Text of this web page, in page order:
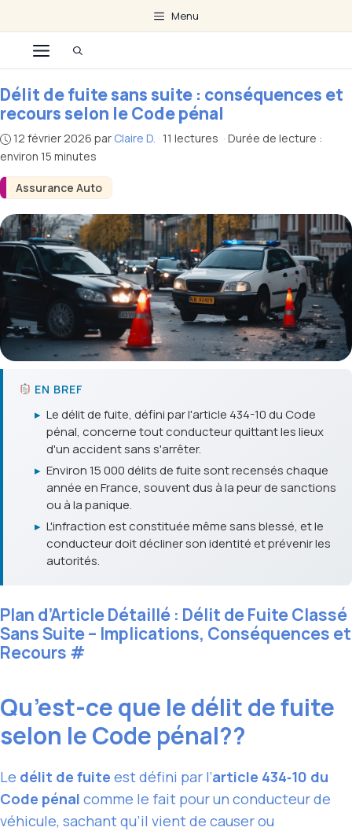
au
contenu
Menu
Menu
Assurance Auto
Délit de fuite sans suite : conséquences et
recours selon le Code pénal
12 février 2026 par Claire D. · 11 lectures · Durée de lecture :
environ 15 minutes
EN BREF
▸ Le délit de fuite, défini par l'article 434-10 du Code
pénal, concerne tout conducteur quittant les lieux
d'un accident sans s'arrêter.
▸ Environ 15 000 délits de fuite sont recensés chaque
année en France, souvent dus à la peur de sanctions
ou à la panique.
▸ L'infraction est constituée même sans blessé, et le
conducteur doit décliner son identité et prévenir les
autorités.
Plan d’Article Détaillé : Délit de Fuite Classé
Sans Suite – Implications, Conséquences et
Recours #
Qu’est-ce que le délit de fuite
selon le Code pénal??
Le délit de fuite est défini par l’article 434‑10 du
Code pénal comme le fait pour un conducteur de
véhicule, sachant qu’il vient de causer ou